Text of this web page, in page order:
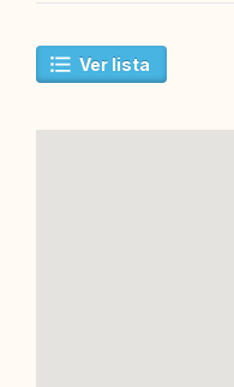
Ver lista